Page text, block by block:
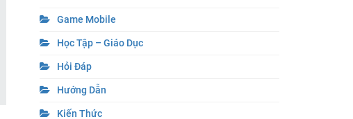
Game Mobile
Học Tập – Giáo Dục
Hỏi Đáp
Hướng Dẫn
Kiến Thức